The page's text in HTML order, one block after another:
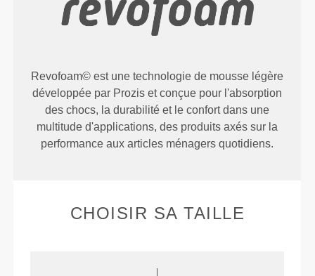
Revofoam© est une technologie de mousse légère
développée par Prozis et conçue pour l'absorption
des chocs, la durabilité et le confort dans une
multitude d'applications, des produits axés sur la
performance aux articles ménagers quotidiens.
CHOISIR SA TAILLE